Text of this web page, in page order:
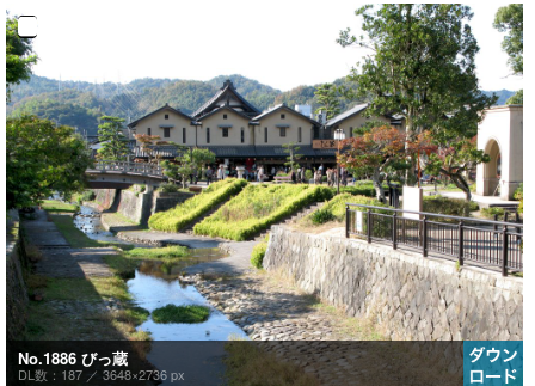
No.1886 びっ蔵
DL数：187 ／ 3648×2736 px